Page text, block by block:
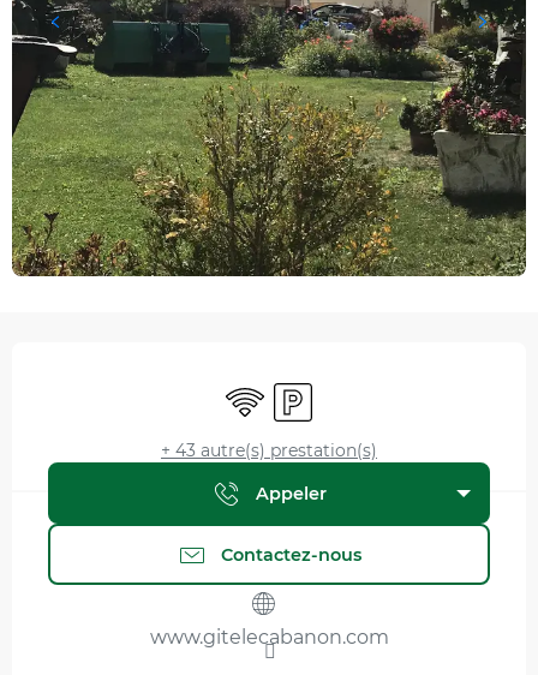
Ouverture et coordonnées
WiFi Parking
+ 43 autre(s) prestation(s)
Appeler
Contactez-nous
www.gitelecabanon.com